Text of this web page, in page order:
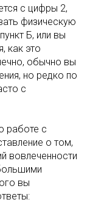
с цифры 2,
физическую
Б, или вы
как это
обычно вы
но редко по
с
работе с
о том,
вовлеченности
вы